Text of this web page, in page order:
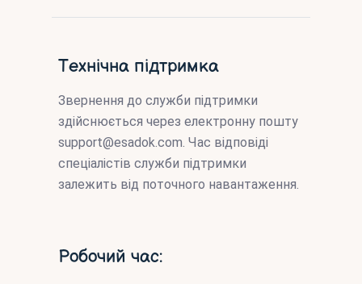
Технічна підтримка
Звернення до служби підтримки
здійснюється через електронну пошту
support@esadok.com . Час відповіді
спеціалістів служби підтримки
залежить від поточного навантаження.
Робочий час: